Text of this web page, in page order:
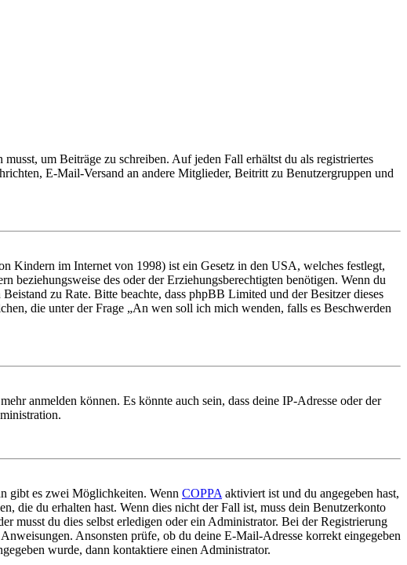
um Beiträge zu schreiben. Auf jeden Fall erhältst du als registriertes
E-Mail-Versand an andere Mitglieder, Beitritt zu Benutzergruppen und
Kindern im Internet von 1998) ist ein Gesetz in den USA, welches festlegt,
beziehungsweise des oder der Erziehungsberechtigten benötigen. Wenn du
zu Rate. Bitte beachte, dass phpBB Limited und der Besitzer dieses
die unter der Frage „An wen soll ich mich wenden, falls es Beschwerden
anmelden können. Es könnte auch sein, dass deine IP-Adresse oder der
gibt es zwei Möglichkeiten. Wenn COPPA aktiviert ist und du angegeben hast,
die du erhalten hast. Wenn dies nicht der Fall ist, muss dein Benutzerkonto
musst du dies selbst erledigen oder ein Administrator. Bei der Registrierung
Ansonsten prüfe, ob du deine E-Mail-Adresse korrekt eingegeben
wurde, dann kontaktiere einen Administrator.